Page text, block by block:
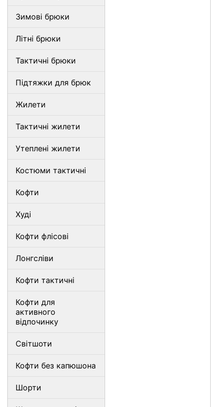
Зимові брюки
Літні брюки
Тактичні брюки
Підтяжки для брюк
Жилети
Тактичні жилети
Утеплені жилети
Костюми тактичні
Кофти
Худі
Кофти флісові
Лонгсліви
Кофти тактичні
Кофти для
активного
відпочинку
Світшоти
Кофти без капюшона
Шорти